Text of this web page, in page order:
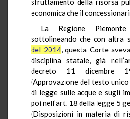
sfruttamento della risorsa
economica che il
La Regione
sottolineando che con altra
del 2014, questa Corte
disciplina statale, già
decreto 11 dicembre
(Approvazione del testo
di legge sulle acque e sugli
poi nell’art. 18 della legge 5
(Disposizioni in materia di